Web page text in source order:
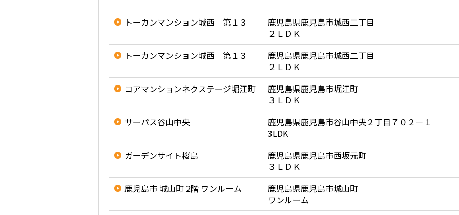
トーカンマンション城西 第１３
鹿児島県鹿児島市城西二丁目
２ＬＤＫ
トーカンマンション城西 第１３
鹿児島県鹿児島市城西二丁目
２ＬＤＫ
コアマンションネクステージ堀江町
鹿児島県鹿児島市堀江町
３ＬＤＫ
サーパス谷山中央
鹿児島県鹿児島市谷山中央２丁目７０２－１
3LDK
ガーデンサイト桜島
鹿児島県鹿児島市西坂元町
３ＬＤＫ
鹿児島市 城山町 2階 ワンルーム
鹿児島県鹿児島市城山町
ワンルーム